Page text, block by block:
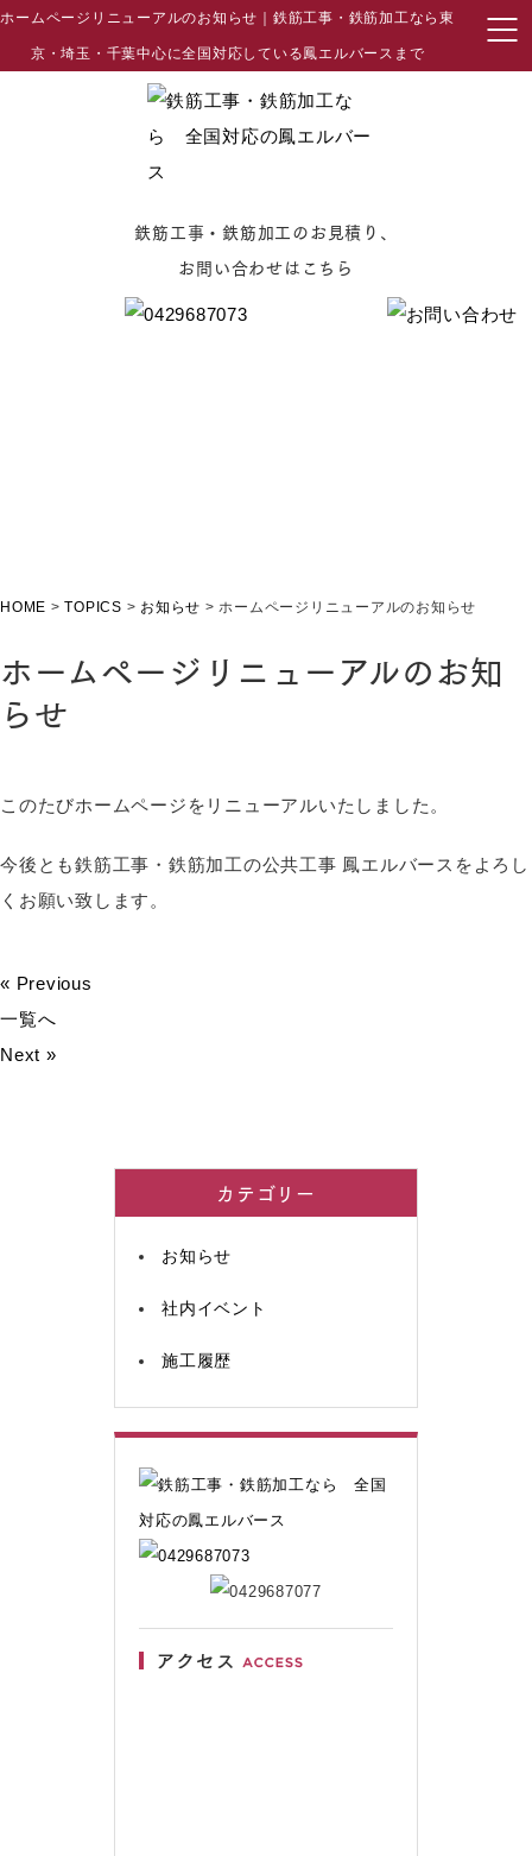
ホームページリニューアルのお知らせ｜鉄筋工事・鉄筋加工なら東
京・埼玉・千葉中心に全国対応している鳳エルバースまで
鉄筋工事・鉄筋加工のお見積り、
お問い合わせはこちら
HOME >TOPICS > お知らせ >ホームページリニューアルのお知らせ
ホームページリニューアルのお知
らせ
このたびホームページをリニューアルいたしました。
今後とも鉄筋工事・鉄筋加工の公共工事 鳳エルバースをよろし
くお願い致します。
« Previous
一覧へ
Next »
カテゴリー
お知らせ
社内イベント
施工履歴